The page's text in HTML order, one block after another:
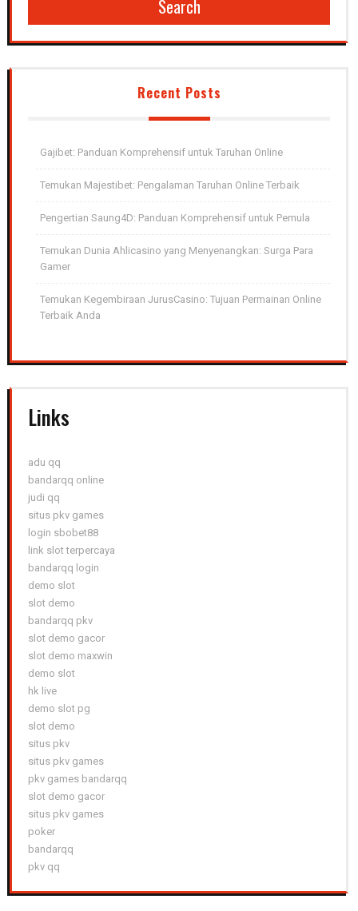
Search
Recent Posts
Gajibet: Panduan Komprehensif untuk Taruhan Online
Temukan Majestibet: Pengalaman Taruhan Online Terbaik
Pengertian Saung4D: Panduan Komprehensif untuk Pemula
Temukan Dunia Ahlicasino yang Menyenangkan: Surga Para
Gamer
Temukan Kegembiraan JurusCasino: Tujuan Permainan Online
Terbaik Anda
Links
adu qq
bandarqq online
judi qq
situs pkv games
login sbobet88
link slot terpercaya
bandarqq login
demo slot
slot demo
bandarqq pkv
slot demo gacor
slot demo maxwin
demo slot
hk live
demo slot pg
slot demo
situs pkv
situs pkv games
pkv games bandarqq
slot demo gacor
situs pkv games
poker
bandarqq
pkv qq